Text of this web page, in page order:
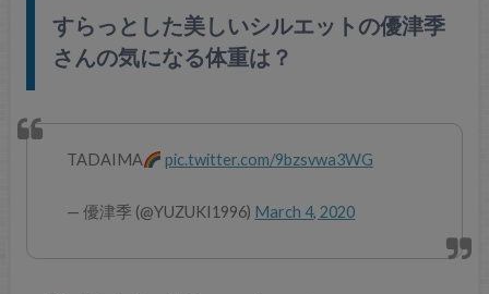
すらっとした美しいシルエットの優津季
さんの気になる体重は？
TADAIMA pic.twitter.com/9bzsvwa3WG
— 優津季 (@YUZUKI1996) March 4, 2020